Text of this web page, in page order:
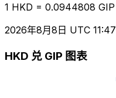
1 HKD = 0.0944808 GIP
2026年8月8日 UTC 11:47
HKD 兑 GIP 图表